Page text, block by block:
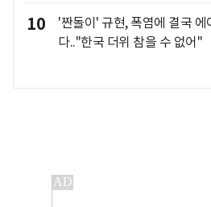
10
'짠돌이' 규현, 폭염에 결국 에
다.."한국 더위 참을 수 없어"